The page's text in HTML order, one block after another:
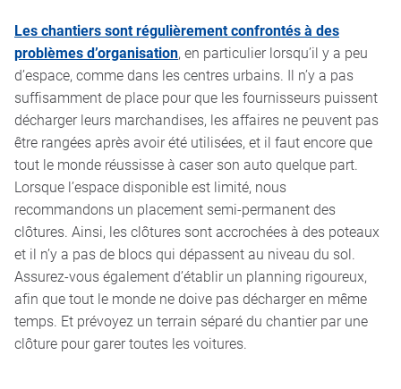
Les chantiers sont régulièrement confrontés à des
problèmes d’organisation, en particulier lorsqu’il y a peu
d’espace, comme dans les centres urbains. Il n’y a pas
suffisamment de place pour que les fournisseurs puissent
décharger leurs marchandises, les affaires ne peuvent pas
être rangées après avoir été utilisées, et il faut encore que
tout le monde réussisse à caser son auto quelque part.
Lorsque l’espace disponible est limité, nous
recommandons un placement semi-permanent des
clôtures. Ainsi, les clôtures sont accrochées à des poteaux
et il n’y a pas de blocs qui dépassent au niveau du sol.
Assurez-vous également d’établir un planning rigoureux,
afin que tout le monde ne doive pas décharger en même
temps. Et prévoyez un terrain séparé du chantier par une
clôture pour garer toutes les voitures.